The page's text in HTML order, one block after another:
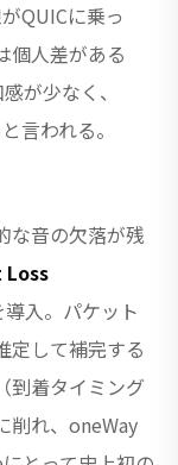
QUICに乗っ
個人差がある
が少なく、
言われる。
な音の欠落が残
Loss
導入。パケット
定して補完する
到着タイミング
削れ、oneWay